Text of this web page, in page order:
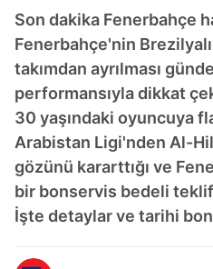
Son dakika Fenerbahçe
Fenerbahçe'nin Brezilyalı
takımdan ayrılması
performansıyla dikkat
30 yaşındaki oyuncuya
Arabistan Ligi'nden Al-
gözünü kararttığı ve
bir bonservis bedeli
İşte detaylar ve tarihi